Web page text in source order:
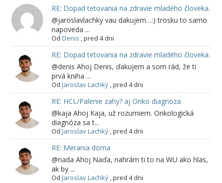
RE: Dopad tetovania na zdravie mladého človeka.
@jaroslavlachky vau dakujem…:) trosku to samo
napoveda ...
Od Denis ,pred 4 dni
RE: Dopad tetovania na zdravie mladého človeka.
@denis Ahoj Denis, ďakujem a som rád, že ti
prvá kniha ...
Od Jaroslav Lachký,pred 4 dni
RE: HCL/Palenie zahy? aj Onko diagnoza
@kaja Ahoj Kaja, už rozumiem. Onkologická
diagnóza sa t...
Od Jaroslav Lachký,pred 4 dni
RE: Merania doma
@nada Ahoj Naďa, nahrám ti to na WU ako hlas,
ak by ...
Od Jaroslav Lachký,pred 4 dni